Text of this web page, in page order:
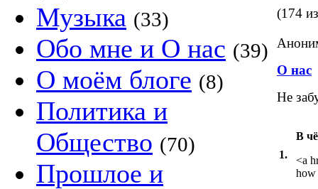
Музыка (33)
Обо мне и О нас (39)
О моём блоге (8)
Политика и
Общество (70)
Прошлое и
(174
О нас
Не
1.
В
<a
how